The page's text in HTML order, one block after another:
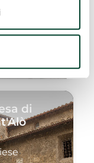
di